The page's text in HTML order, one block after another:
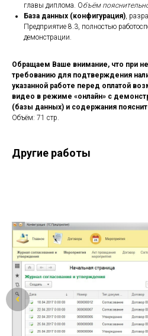
главы диплома. Объём
База данных (конфигурация),
Предприятие 8.3, полностью
демонстрации.
Обращаем Ваше внимание, что при
требованию для подтверждения
указанной работе перед оплатой
видео в режиме «онлайн» с
(базы данных) и содержания
Объём: 71 стр.
Другие работы